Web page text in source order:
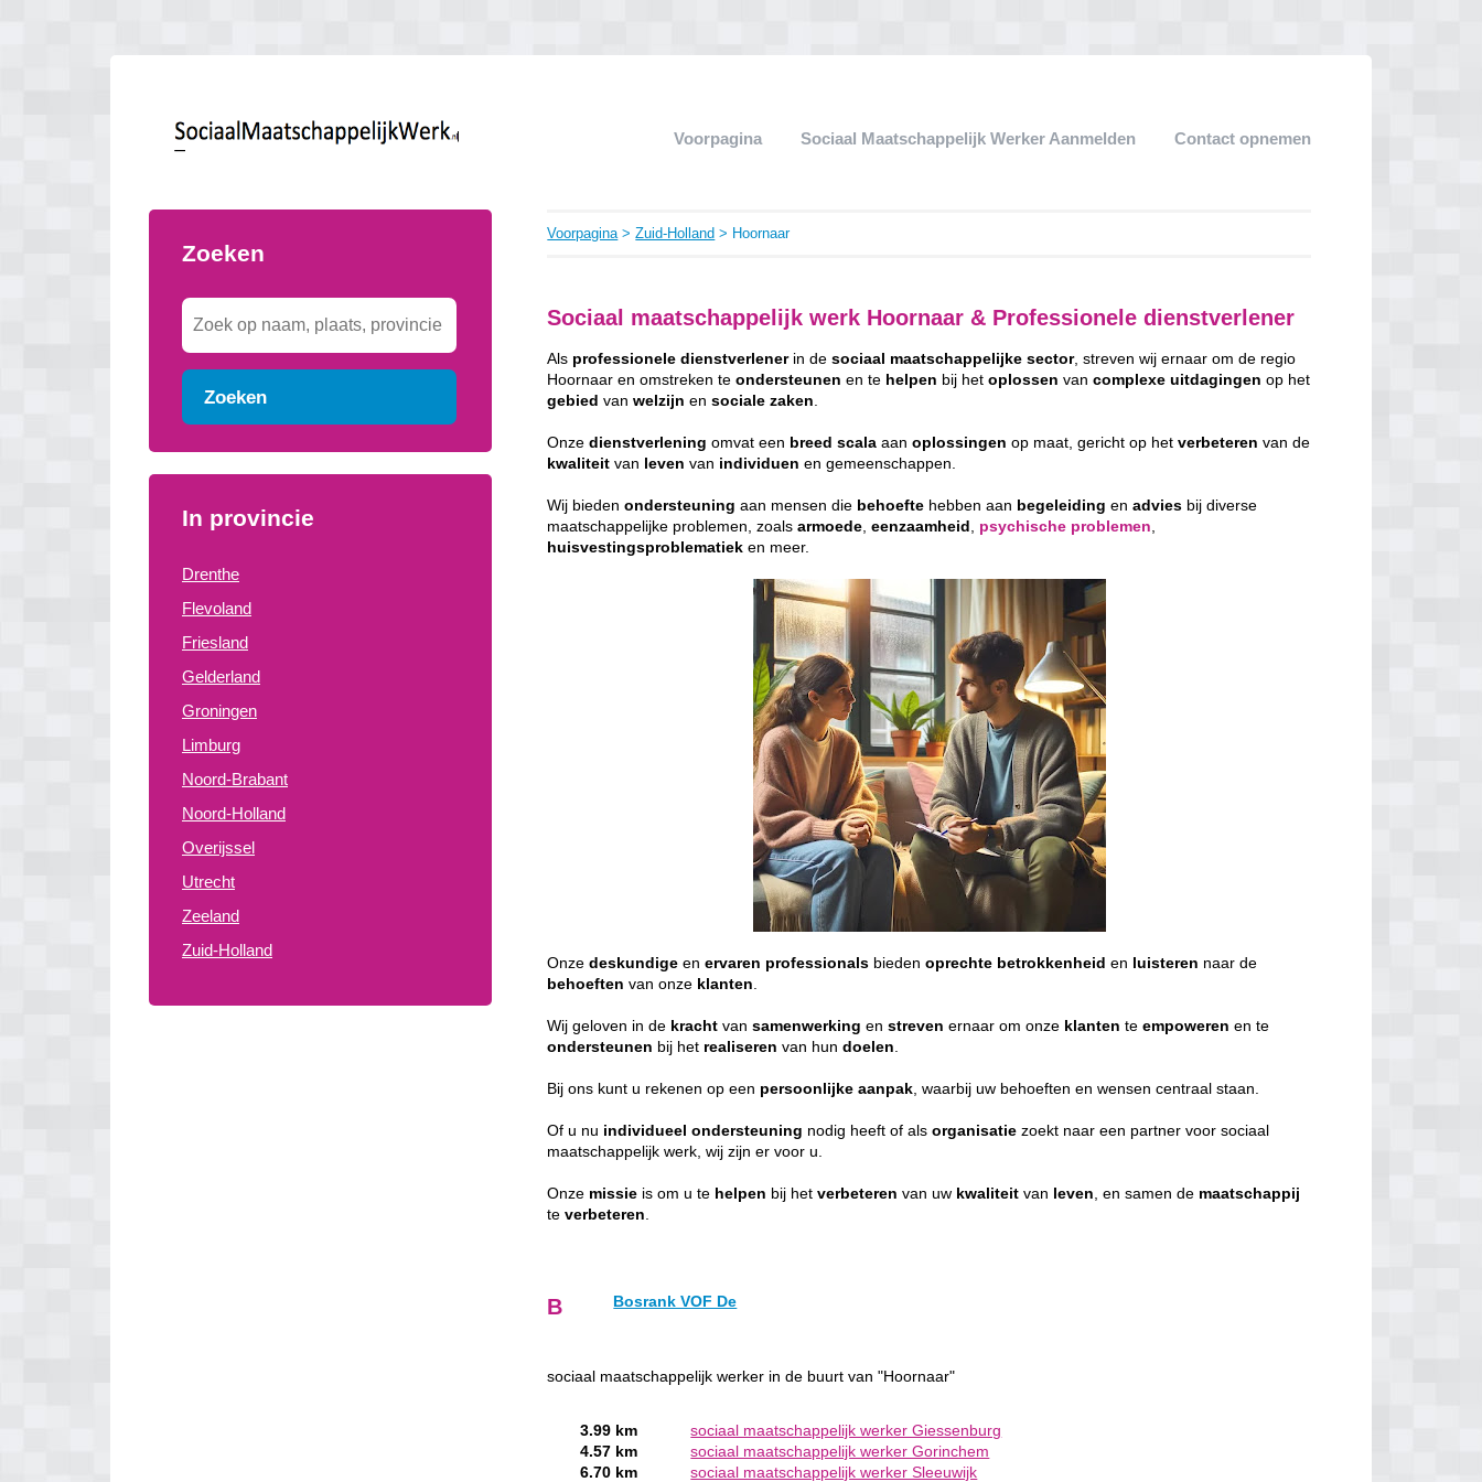
Voorpagina Sociaal Maatschappelijk Werker Aanmelden Contact opnemen
Zoeken
Zoeken
In provincie
Drenthe
Flevoland
Friesland
Gelderland
Groningen
Limburg
Noord-Brabant
Noord-Holland
Overijssel
Utrecht
Zeeland
Zuid-Holland
Voorpagina>Zuid-Holland > Hoornaar
Sociaal maatschappelijk werk Hoornaar & Professionele dienstverlener
Als professionele dienstverlenerin desociaal maatschappelijke sector, streven wij ernaar om de regio
Hoornaar en omstreken teondersteunen en te helpen bij hetoplossen vancomplexe uitdagingen op het
gebied vanwelzijn ensociale zaken
Onzedienstverlening omvat een breed scala aanoplossingen op maat, gericht op hetverbeteren van de
kwaliteit van leven van individuen en gemeenschappen.
Wij biedenondersteuning aan mensen die behoefte hebben aan begeleiding enadvies bij diverse
maatschappelijke problemen, zoalsarmoede ,eenzaamheid psychische problemen
huisvestingsproblematiek en meer.
Onzedeskundige enervaren professionals biedenoprechte betrokkenheid en luisteren naar de
behoeften van onze klanten
Wij geloven in de kracht vansamenwerking enstreven ernaar om onze klanten teempoweren en te
ondersteunen bij het realiseren van hundoelen
Bij ons kunt u rekenen op een persoonlijke aanpak , waarbij uw behoeften en wensen centraal staan.
Of u nu individueel ondersteuning nodig heeft of alsorganisatie zoekt naar een partner voor sociaal
maatschappelijk werk, wij zijn er voor u.
Onze missie is om u te helpen bij hetverbeteren van uw kwaliteit van leven , en samen de maatschappij
teverbeteren
B Bosrank VOF De
sociaal maatschappelijk werker in de buurt van "Hoornaar"
3.99 km
sociaal maatschappelijk werker Giessenburg
4.57 km
sociaal maatschappelijk werker Gorinchem
6.70 km
sociaal maatschappelijk werker Sleeuwijk